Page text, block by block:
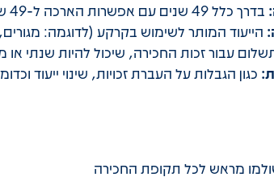
בדרך כלל 49 שנים עם אפשרות הארכה ל-49 שנים נוספות (סה"כ 98 שנים)
הייעוד המותר לשימוש בקרקע (לדוגמה:
עבור זכות החכירה, שיכול להיות שנתי
כגון הגבלות על העברת זכויות, שינוי ייעוד
מראש לכל תקופת החכירה